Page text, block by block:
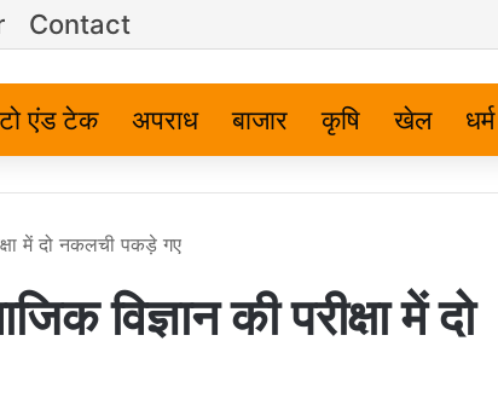
Contact
एंड टेक अपराध बाजार कृषि खेल धर्म
में दो नकलची पकड़े गए
विज्ञान की परीक्षा में दो